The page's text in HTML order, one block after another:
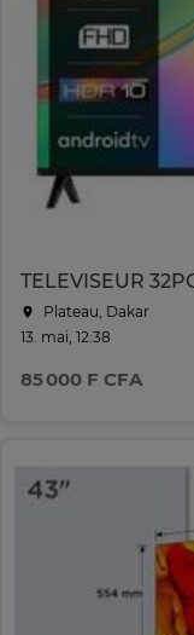
Plateau, Dakar
13. mai, 12:38
85 000 F CFA